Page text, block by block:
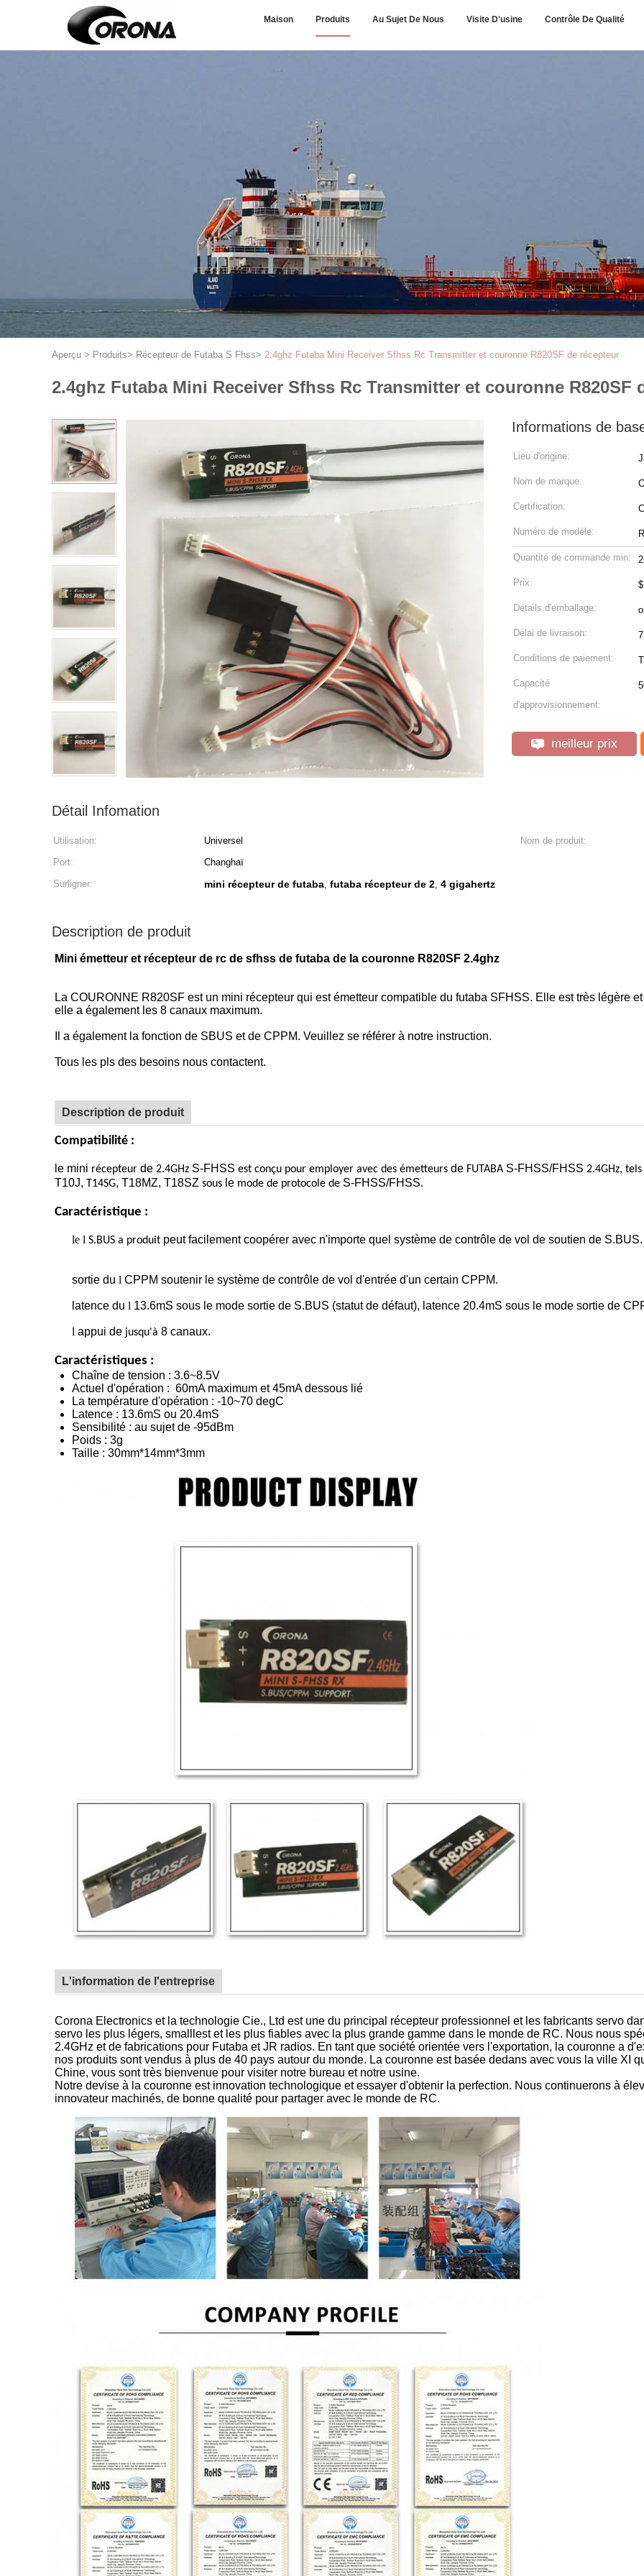
Maison Produits Au Sujet De Nous Visite D'usine Contrôle De Qualité
Aperçu > Produits> Récepteur de Futaba S Fhss> 2.4ghz Futaba Mini Receiver Sfhss Rc Transmitter et couronne R820SF de récepteur
2.4ghz Futaba Mini Receiver Sfhss Rc Transmitter et couronne R820SF
Informations de
Lieu d'origine:
Nom de marque:
Certification:
Numéro de modèle:
Quantité de commande min:
Prix:
Détails d'emballage:
Délai de livraison:
Conditions de paiement:
Capacité
d'approvisionnement:
meilleur prix
Détail Infomation
Utilisation: Universel
Nom de produit:
Port:
Changhaï
Surligner:
mini récepteur de futaba, futaba récepteur de 2, 4 gigahertz
Description de produit
Mini émetteur et récepteur de rc de sfhss de futaba de la couronne R820SF 2.4ghz
La COURONNE R820SF est un mini récepteur qui est émetteur compatible du futaba SFHSS. Elle est très légère
elle a également les 8 canaux maximum.
Il a également la fonction de SBUS et de CPPM. Veuillez se référer à notre instruction.
Tous les pls des besoins nous contactent.
Description de produit
Compatibilité :
le mini récepteur de 2.4GHz S-FHSS est conçu pour employer avec des émetteurs de FUTABA S-FHSS/FHSS 2.4GHz,
T10J, T14SG, T18MZ, T18SZ sous le mode de protocole de S-FHSS/FHSS.
Caractéristique :
le l S.BUS a produit peut facilement coopérer avec n'importe quel système de contrôle de vol de soutien de S.BUS.
sortie du l CPPM soutenir le système de contrôle de vol d'entrée d'un certain CPPM.
latence du l 13.6mS sous le mode sortie de S.BUS (statut de défaut), latence 20.4mS sous le mode sortie de
l appui de jusqu'à 8 canaux.
Caractéristiques :
Chaîne de tension : 3.6~8.5V
Actuel d'opération : 60mA maximum et 45mA dessous lié
La température d'opération : -10~70 degC
Latence : 13.6mS ou 20.4mS
Sensibilité : au sujet de -95dBm
Poids : 3g
Taille : 30mm*14mm*3mm
L'information de l'entreprise
Corona Electronics et la technologie Cie., Ltd est une du principal récepteur professionnel et les fabricants servo
servo les plus légers, smalllest et les plus fiables avec la plus grande gamme dans le monde de RC. Nous nous
2.4GHz et de fabrications pour Futaba et JR radios. En tant que société orientée vers l'exportation, la couronne a
nos produits sont vendus à plus de 40 pays autour du monde. La couronne est basée dedans avec vous la ville XI
Chine, vous sont très bienvenue pour visiter notre bureau et notre usine.
Notre devise à la couronne est innovation technologique et essayer d'obtenir la perfection. Nous continuerons à
innovateur machinés, de bonne qualité pour partager avec le monde de RC.